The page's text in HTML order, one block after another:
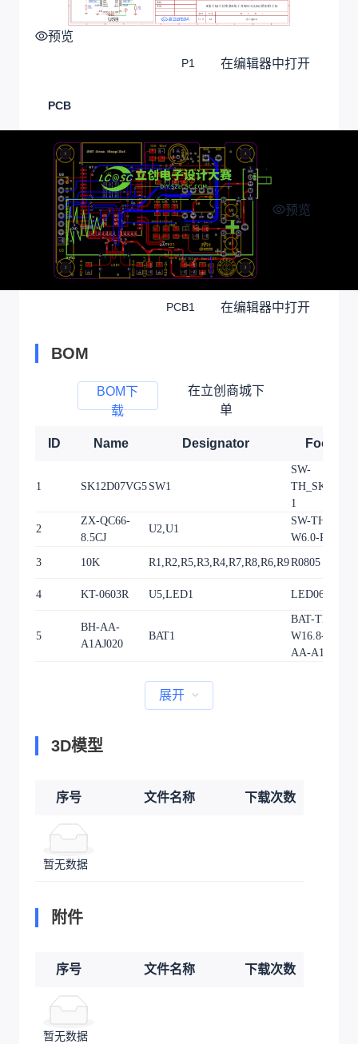
预览
P1 在编辑器中打开
PCB
预览
PCB1 在编辑器中打开
BOM
BOM下
载
在立创商城下
单
ID Name Designator
1 SK12D07VG5 SW1
SW-
1
2
ZX-QC66-
8.5CJ
U2,U1
SW-TH_4P-
W6.0-P4.50-
3 10K R1,R2,R5,R3,R4,R7,R8,R6,R9R0805
4 KT-0603R U5,LED1 LED0603-RD
5
BH-AA-
A1AJ020
BAT1
BAT-
W16.8-
AA-A1AJ020
展开
3D模型
序号 文件名称 下载次数
暂无数据
附件
序号 文件名称 下载次数
暂无数据